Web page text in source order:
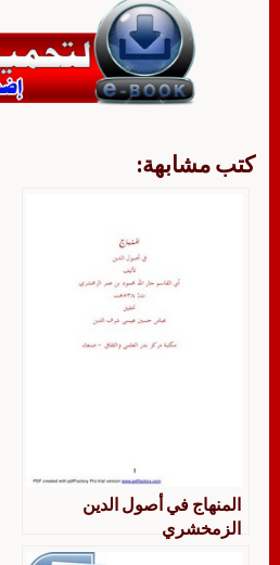
كتب مشابهة:
المنهاج في أصول الدين
الزمخشري